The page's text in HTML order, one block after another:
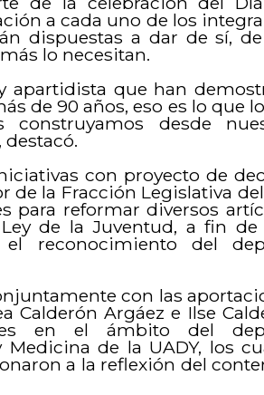
a cada uno de los
dispuestas a dar de sí,
lo necesitan.
apartidista que han
de 90 años, eso es lo que
construyamos desde
con proyecto de
la Fracción Legislativa del
para reformar diversos
de la Juventud, a fin de
reconocimiento del
con las
Calderón Argáez e Ilse
en el ámbito del
de la UADY, los
a la reflexión del